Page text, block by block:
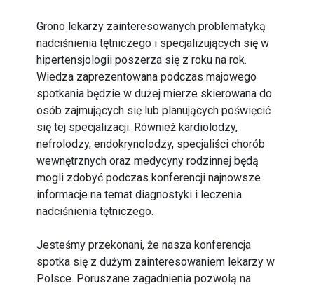
Grono lekarzy zainteresowanych problematyką
nadciśnienia tętniczego i specjalizujących się w
hipertensjologii poszerza się z roku na rok.
Wiedza zaprezentowana podczas majowego
spotkania będzie w dużej mierze skierowana do
osób zajmujących się lub planujących poświęcić
się tej specjalizacji. Również kardiolodzy,
nefrolodzy, endokrynolodzy, specjaliści chorób
wewnętrznych oraz medycyny rodzinnej będą
mogli zdobyć podczas konferencji najnowsze
informacje na temat diagnostyki i leczenia
nadciśnienia tętniczego.
Jesteśmy przekonani, że nasza konferencja
spotka się z dużym zainteresowaniem lekarzy w
Polsce. Poruszane zagadnienia pozwolą na